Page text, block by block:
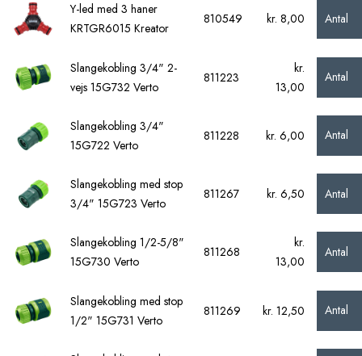
Y-led med 3 haner
KRTGR6015 Kreator
810549 kr. 8,00 Antal
Slangekobling 3/4" 2-
vejs 15G732 Verto
811223
kr.
13,00
Antal
Slangekobling 3/4"
15G722 Verto
811228 kr. 6,00 Antal
Slangekobling med stop
3/4" 15G723 Verto
811267 kr. 6,50 Antal
Slangekobling 1/2-5/8"
15G730 Verto
811268
kr.
13,00
Antal
Slangekobling med stop
1/2" 15G731 Verto
811269 kr. 12,50 Antal